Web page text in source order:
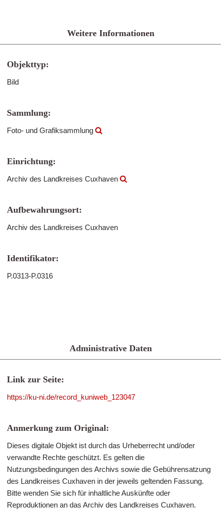
Weitere Informationen
Objekttyp:
Bild
Sammlung:
Foto- und Grafiksammlung
Einrichtung:
Archiv des Landkreises Cuxhaven
Aufbewahrungsort:
Archiv des Landkreises Cuxhaven
Identifikator:
P.0313-P.0316
Administrative Daten
Link zur Seite:
https://ku-ni.de/record_kuniweb_123047
Anmerkung zum Original:
Dieses digitale Objekt ist durch das Urheberrecht und/oder
verwandte Rechte geschützt. Es gelten die
Nutzungsbedingungen des Archivs sowie die Gebührensatzung
des Landkreises Cuxhaven in der jeweils geltenden Fassung.
Bitte wenden Sie sich für inhaltliche Auskünfte oder
Reproduktionen an das Archiv des Landkreises Cuxhaven.